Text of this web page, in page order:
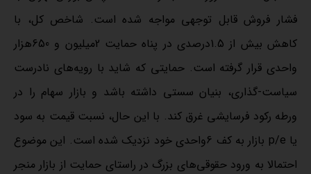
فشار فروش قابل توجهی مواجه شده است. شاخص کل، با
کاهش بیش از 1.5درصدی در پناه حمایت 2میلیون و 650هزار
واحدی قرار گرفته است. حمایتی که شاید با رویه‌‌های نادرست
سیاست-گذاری، بنیان سستی داشته باشد و بازار سهام را در
ورطه رکود فرسایشی غرق کند. با این حال، نسبت قیمت به سود
یا p/e بازار به کف 6واحدی خود نزدیک شده است. این موضوع
احتمالا به ورود حقوقی‌‌های بزرگ در راستای حمایت از بازار منجر